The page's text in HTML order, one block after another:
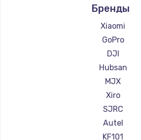
900 руб.
Заказать
Замена регулятора
900 руб.
Заказать
Замена сенсорного
Заказать
Бренды
Xiaomi
GoPro
DJI
Hubsan
MJX
Xiro
SJRC
Autel
KF101